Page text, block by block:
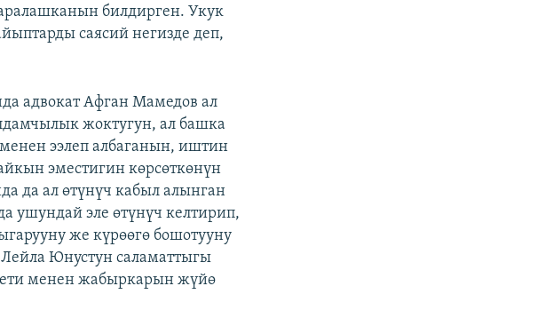
билдирген. Укук
саясий негизде деп,
адвокат Афган Мамедов ал
жоктугун, ал башка
ээлеп албаганын, иштин
эместигин көрсөткөнүн
да ал өтүнүч кабыл алынган
ушундай эле өтүнүч келтирип,
же күрөөгө бошотууну
Юнустун саламаттыгы
менен жабыркарын жүйө